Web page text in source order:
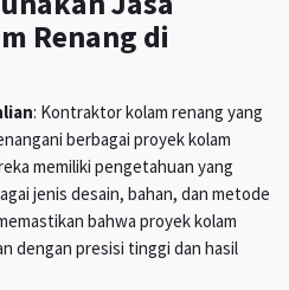
Renang di
: Kontraktor kolam renang yang
berbagai proyek kolam
memiliki pengetahuan yang
jenis desain, bahan, dan metode
bahwa proyek kolam
dengan presisi tinggi dan hasil